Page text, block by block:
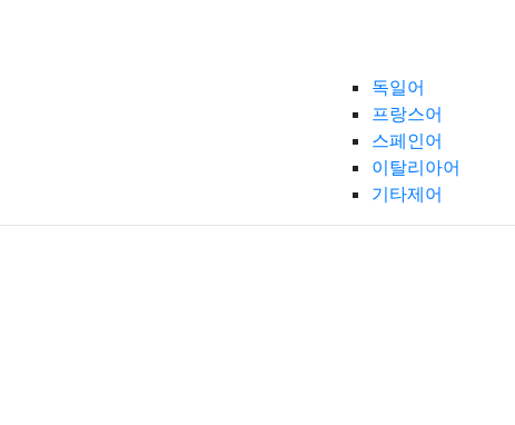
독일어
프랑스어
스페인어
이탈리아어
기타제어